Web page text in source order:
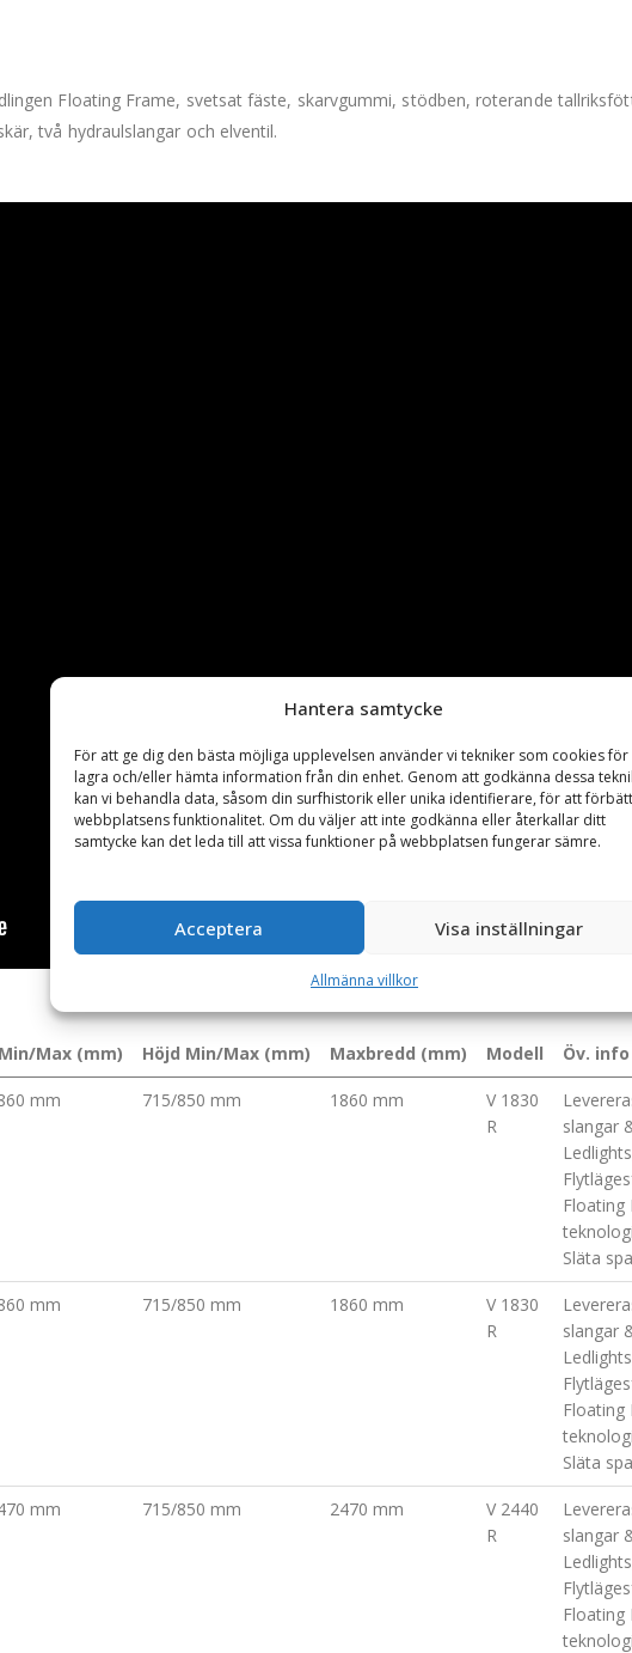
Hantera samtycke
För att ge dig den bästa möjliga upplevelsen använder vi tekniker som cookies
lagra och/eller hämta information från din enhet. Genom att godkänna dessa
kan vi behandla data, såsom din surfhistorik eller unika identifierare, för att
webbplatsens funktionalitet. Om du väljer att inte godkänna eller återkallar ditt
samtycke kan det leda till att vissa funktioner på webbplatsen fungerar sämre.
Acceptera Visa inställningar
Allmänna villkor
Floating Frame, svetsat fäste, skarvgummi, stödben, roterande
två hydraulslangar och elventil.
Max (mm) Höjd Min/Max (mm) Maxbredd (mm) Modell Öv. info
mm 715/850 mm 1860 mm
V 1830
R
slangar
Floating
Släta
mm 715/850 mm 1860 mm
V 1830
R
slangar
Floating
Släta
mm 715/850 mm 2470 mm
V 2440
R
slangar
Floating